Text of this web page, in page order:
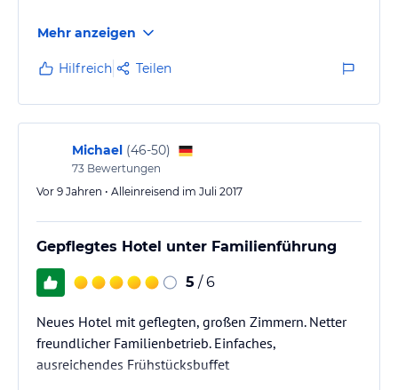
Mehr anzeigen
Hilfreich Teilen
Michael (46-50)
73 Bewertungen
Vor 9 Jahren • Alleinreisend im Juli 2017
Gepflegtes Hotel unter Familienführung
5 / 6
Neues Hotel mit geflegten, großen Zimmern. Netter
freundlicher Familienbetrieb. Einfaches,
ausreichendes Frühstücksbuffet